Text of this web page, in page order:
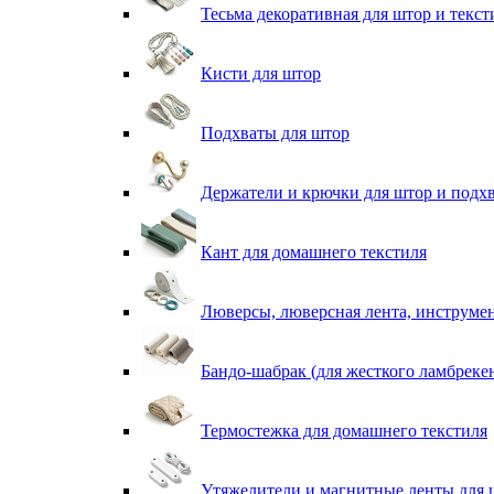
Тесьма декоративная для штор и
Кисти для штор
Подхваты для штор
Держатели и крючки для штор и
Кант для домашнего текстиля
Люверсы, люверсная лента,
Бандо-шабрак (для жесткого
Термостежка для домашнего текстиля
Утяжелители и магнитные ленты для